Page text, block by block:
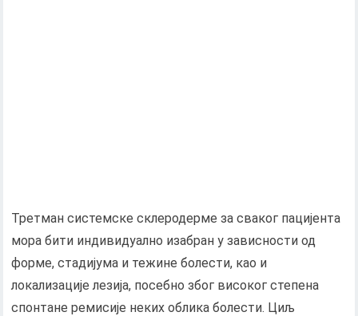
Третман системске склеродерме за сваког пацијента
мора бити индивидуално изабран у зависности од
форме, стадијума и тежине болести, као и
локализације лезија, посебно због високог степена
спонтане ремисије неких облика болести. Циљ